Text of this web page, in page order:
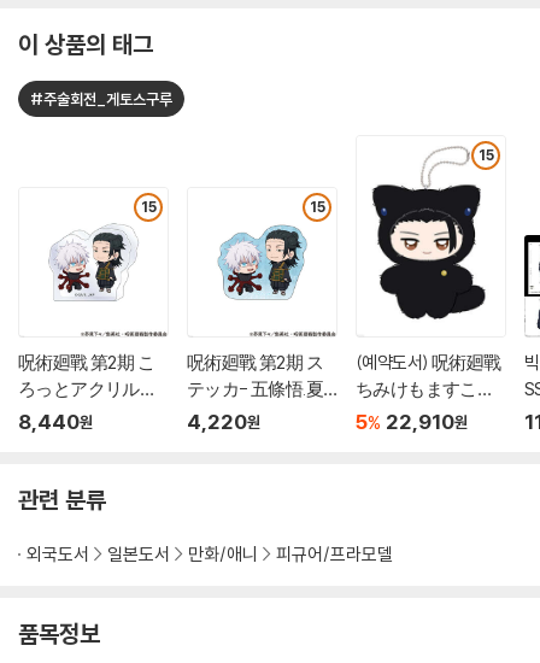
이 상품의 태그
#주술회전_게토스구루
15
呪術廻戰 第2期 こ
ろっとアクリルフ
ィギュア 五條悟.夏
8,440원
15
呪術廻戰 第2期 ス
テッカ- 五條悟.夏
油傑
4,220원
15
(예약도서) 呪術廻戰
ちみけもますこっ
と 懷玉.玉折 2 夏油
5% 22,910원
:
관련 분류
외국도서 일본도서 만화/애니 피규어/프라모델
품목정보